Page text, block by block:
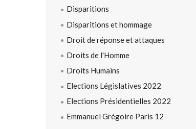
Disparitions
Disparitions et hommage
Droit de réponse et attaques
Droits de l'Homme
Droits Humains
Elections Législatives 2022
Elections Présidentielles 2022
Emmanuel Grégoire Paris 12